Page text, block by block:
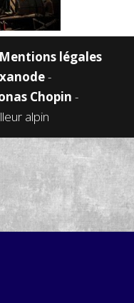
Mentions légales
-
Chopin -
alpin